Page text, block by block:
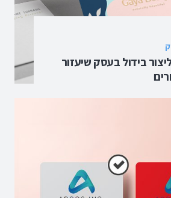
בידול בעסק שיעזור